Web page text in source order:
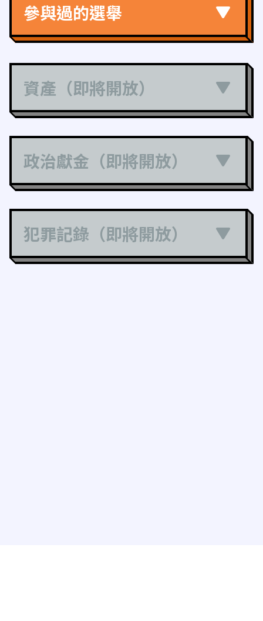
參與過的選舉
資產（即將開放）
政治獻金（即將開放）
犯罪記錄（即將開放）